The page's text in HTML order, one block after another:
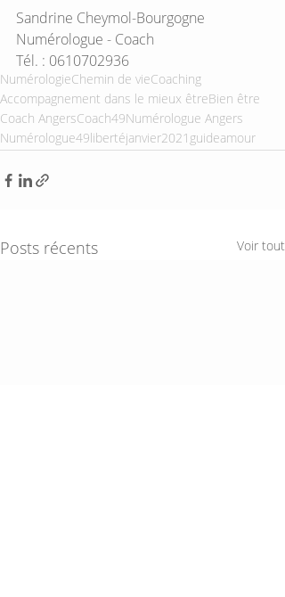
Sandrine Cheymol-Bourgogne
Numérologue - Coach
Tél. : 0610702936
NumérologieChemin de vieCoaching
Accompagnement dans le mieux êtreBien être
Coach AngersCoach49Numérologue Angers
Numérologue49libertéjanvier2021 guideamour
Posts récents Voir tout